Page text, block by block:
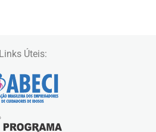
Links Úteis: